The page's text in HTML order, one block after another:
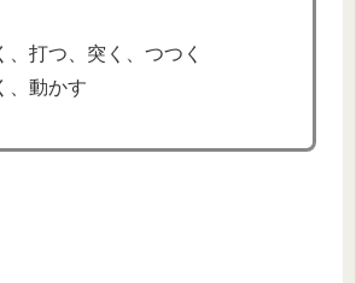
、打つ、突く、つつく
、動かす